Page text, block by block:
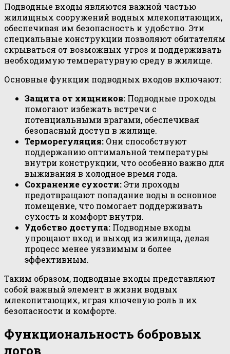
Подводные входы являются важной частью
жилищных сооружений водных млекопитающих,
обеспечивая им безопасность и удобство. Эти
специальные конструкции позволяют обитателям
скрываться от возможных угроз и поддерживать
необходимую температурную среду в жилище.
Основные функции подводных входов включают:
Защита от хищников: Подводные проходы
помогают избежать встречи с
потенциальными врагами, обеспечивая
безопасный доступ в жилище.
Терморегуляция: Они способствуют
поддержанию оптимальной температуры
внутри конструкции, что особенно важно для
выживания в холодное время года.
Сохранение сухости: Эти проходы
предотвращают попадание воды в основное
помещение, что помогает поддерживать
сухость и комфорт внутри.
Удобство доступа: Подводные входы
упрощают вход и выход из жилища, делая
процесс менее уязвимым и более
эффективным.
Таким образом, подводные входы представляют
собой важный элемент в жизни водных
млекопитающих, играя ключевую роль в их
безопасности и комфорте.
Функциональность бобровых
логов